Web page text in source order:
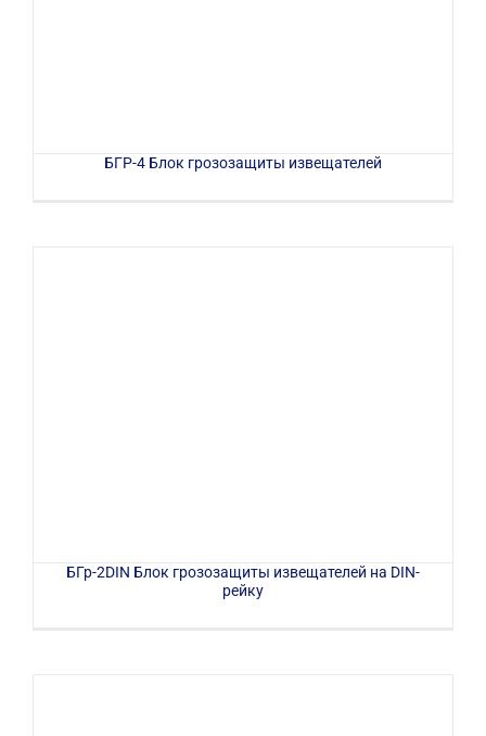
БГР-4 Блок грозозащиты извещателей
БГр-2DIN Блок грозозащиты извещателей на DIN-
рейку